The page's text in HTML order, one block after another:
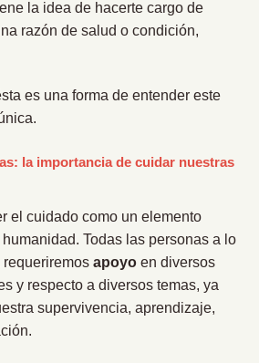
la idea de hacerte cargo de
razón de salud o condición,
es una forma de entender este
la importancia de cuidar nuestras
el cuidado como un elemento
humanidad. Todas las personas a lo
requeriremos apoyo en diversos
y respecto a diversos temas, ya
supervivencia, aprendizaje,